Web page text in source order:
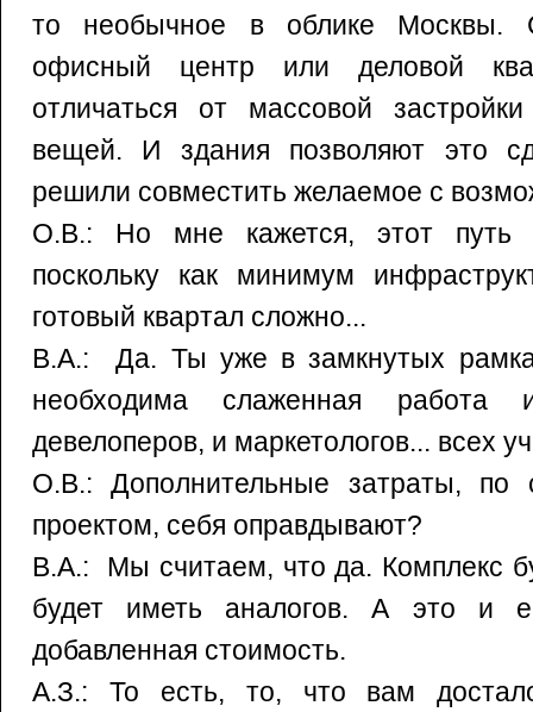
то необычное в облике Москвы.
офисный центр или деловой
отличаться от массовой
вещей. И здания позволяют это
решили совместить желаемое с
О.В.: Но мне кажется, этот путь
поскольку как минимум
готовый квартал сложно...
В.А.: Да. Ты уже в замкнутых
необходима слаженная работа
девелоперов, и маркетологов... всех
О.В.: Дополнительные затраты,
проектом, себя оправдывают?
В.А.: Мы считаем, что да. Комплекс
будет иметь аналогов. А это и
добавленная стоимость.
А.З.: То есть, то, что вам